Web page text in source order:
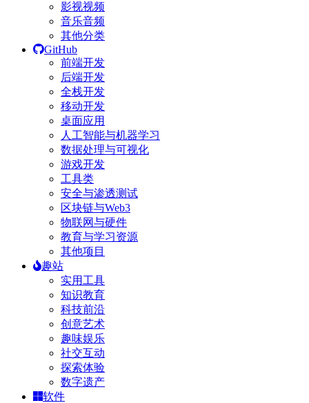
影视视频
音乐音频
其他分类
GitHub
前端开发
后端开发
全栈开发
移动开发
桌面应用
人工智能与机器学习
数据处理与可视化
游戏开发
工具类
安全与渗透测试
区块链与Web3
物联网与硬件
教育与学习资源
其他项目
趣站
实用工具
知识教育
科技前沿
创意艺术
趣味娱乐
社交互动
探索体验
数字遗产
软件